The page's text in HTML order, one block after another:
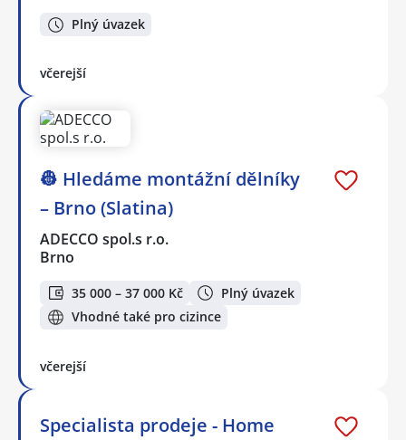
Plný úvazek
včerejší
👷 Hledáme montážní dělníky
– Brno (Slatina)
ADECCO spol.s r.o.
Brno
35 000 – 37 000 Kč
Plný úvazek
Vhodné také pro cizince
včerejší
Specialista prodeje - Home